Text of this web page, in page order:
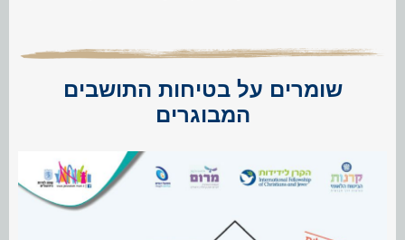
שומרים על בטיחות התושבים
המבוגרים